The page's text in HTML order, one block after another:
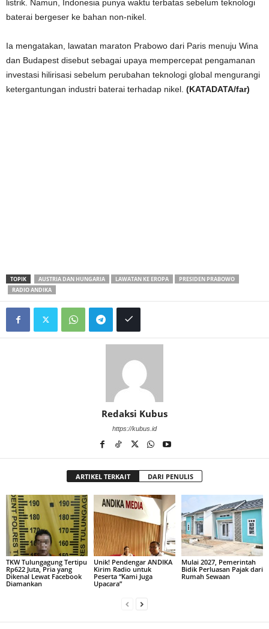
listrik. Namun, Indonesia punya waktu terbatas sebelum teknologi
baterai bergeser ke bahan non-nikel.
Ia mengatakan, lawatan maraton Prabowo dari Paris menuju Wina
dan Budapest disebut sebagai upaya mempercepat pengamanan
investasi hilirisasi sebelum perubahan teknologi global mengurangi
ketergantungan industri baterai terhadap nikel. (KATADATA/far)
TOPIK AUSTRIA DAN HUNGARIA LAWATAN KE EROPA
PRESIDEN PRABOWO
RADIO ANDIKA
Redaksi Kubus
https://kubus.id
ARTIKEL TERKAIT DARI PENULIS
TKW Tulungagung Tertipu
Rp622 Juta, Pria yang
Dikenal Lewat Facebook
Diamankan
Unik! Pendengar ANDIKA
Kirim Radio untuk
Peserta “Kami Juga
Upacara”
Mulai 2027, Pemerintah
Bidik Perluasan Pajak dari
Rumah Sewaan